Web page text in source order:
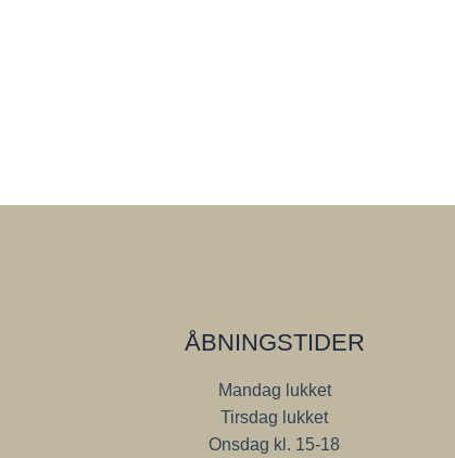
ÅBNINGSTIDER
Mandag lukket
Tirsdag lukket
Onsdag kl. 15-18